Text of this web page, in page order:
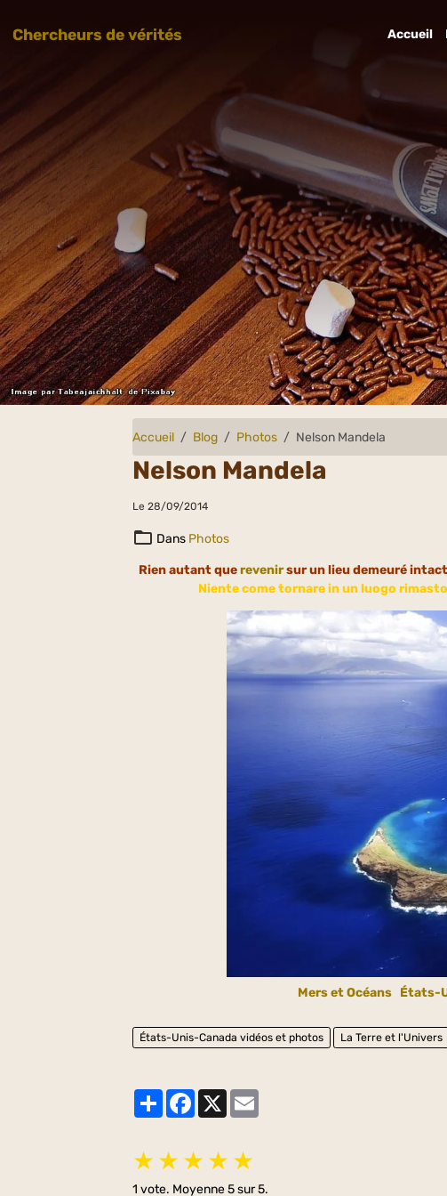
Chercheurs de vérités Accueil
Accueil Blog Photos Nelson Mandela
Nelson Mandela
Le 28/09/2014
Dans Photos
Rien autant querevenirsur un lieu demeuré
Niente come tornare in un luogo
Mers et Océans États-
États-Unis-Canada vidéos et photos La Terre et l'Univers
PartagerFacebook
X
★ ★ ★ ★ ★
1 vote. Moyenne5sur 5.